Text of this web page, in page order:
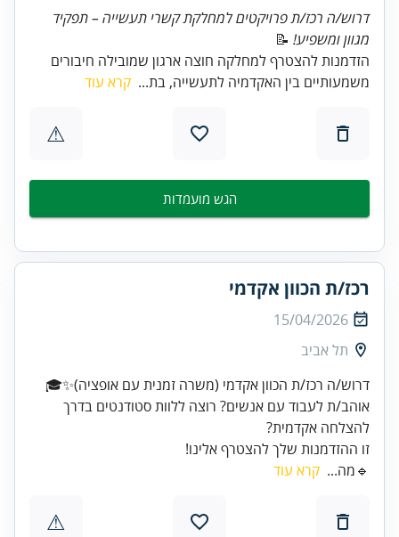
דרוש/ה רכז/ת פרויקטים למחלקת קשרי תעשייה – תפקיד
מגוון ומשפיע! 📝
הזדמנות להצטרף למחלקה חוצה ארגון שמובילה חיבורים
משמעותיים בין האקדמיה לתעשייה, בת... קרא עוד
⚠
הגש מועמדות
רכז/ת הכוון אקדמי
15/04/2026
תל אביב
אוהב/ת לעבוד עם אנשים? רוצה ללוות סטודנטים בדרך
זו ההזדמנות שלך להצטרף אלינו!
🔹מה... קרא עוד
⚠